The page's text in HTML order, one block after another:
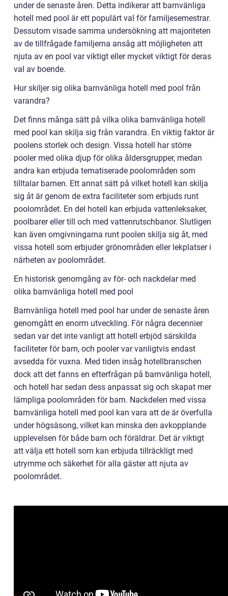
under de senaste åren. Detta indikerar att barnvänliga
hotell med pool är ett populärt val för familjesemestrar.
Dessutom visade samma undersökning att majoriteten
av de tillfrågade familjerna ansåg att möjligheten att
njuta av en pool var viktigt eller mycket viktigt för deras
val av boende.
Hur skiljer sig olika barnvänliga hotell med pool från
varandra?
Det finns många sätt på vilka olika barnvänliga hotell
med pool kan skilja sig från varandra. En viktig faktor är
poolens storlek och design. Vissa hotell har större
pooler med olika djup för olika åldersgrupper, medan
andra kan erbjuda tematiserade poolområden som
tilltalar barnen. Ett annat sätt på vilket hotell kan skilja
sig åt är genom de extra faciliteter som erbjuds runt
poolområdet. En del hotell kan erbjuda vattenleksaker,
poolbarer eller till och med vattenrutschbanor. Slutligen
kan även omgivningarna runt poolen skilja sig åt, med
vissa hotell som erbjuder grönområden eller lekplatser i
närheten av poolområdet.
En historisk genomgång av för- och nackdelar med
olika barnvänliga hotell med pool
Barnvänliga hotell med pool har under de senaste åren
genomgått en enorm utveckling. För några decennier
sedan var det inte vanligt att hotell erbjöd särskilda
faciliteter för barn, och pooler var vanligtvis endast
avsedda för vuxna. Med tiden insåg hotellbranschen
dock att det fanns en efterfrågan på barnvänliga hotell,
och hotell har sedan dess anpassat sig och skapat mer
lämpliga poolområden för barn. Nackdelen med vissa
barnvänliga hotell med pool kan vara att de är överfulla
under högsäsong, vilket kan minska den avkopplande
upplevelsen för både barn och föräldrar. Det är viktigt
att välja ett hotell som kan erbjuda tillräckligt med
utrymme och säkerhet för alla gäster att njuta av
poolområdet.